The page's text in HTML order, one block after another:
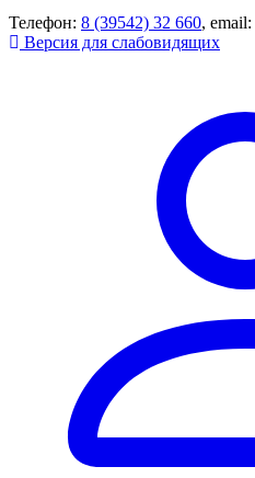
Телефон: 8 (39542) 32 660, email:
Версия для слабовидящих